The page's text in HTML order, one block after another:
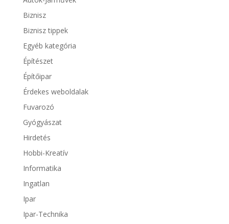
Biznisz
Biznisz tippek
Egyéb kategória
Építészet
Építőipar
Érdekes weboldalak
Fuvarozó
Gyógyászat
Hirdetés
Hobbi-Kreatív
Informatika
Ingatlan
Ipar
Ipar-Technika